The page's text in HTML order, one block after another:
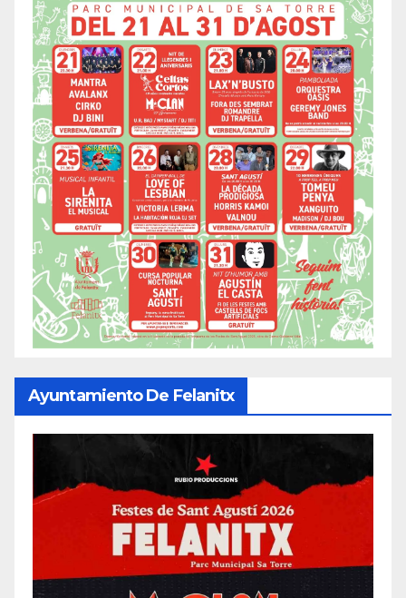
Ayuntamiento De Felanitx